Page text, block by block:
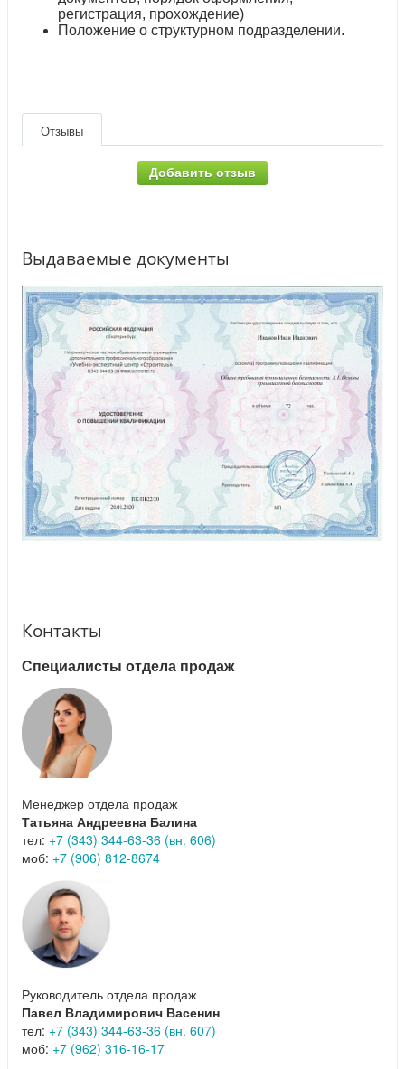
регистрация, прохождение)
Положение о структурном подразделении.
Отзывы
Добавить отзыв
Выдаваемые документы
Контакты
Специалисты отдела продаж
Менеджер отдела продаж
Татьяна Андреевна Балина
тел: +7 (343) 344-63-36 (вн. 606)
моб: +7 (906) 812-8674
Руководитель отдела продаж
Павел Владимирович Васенин
тел: +7 (343) 344-63-36 (вн. 607)
моб: +7 (962) 316-16-17